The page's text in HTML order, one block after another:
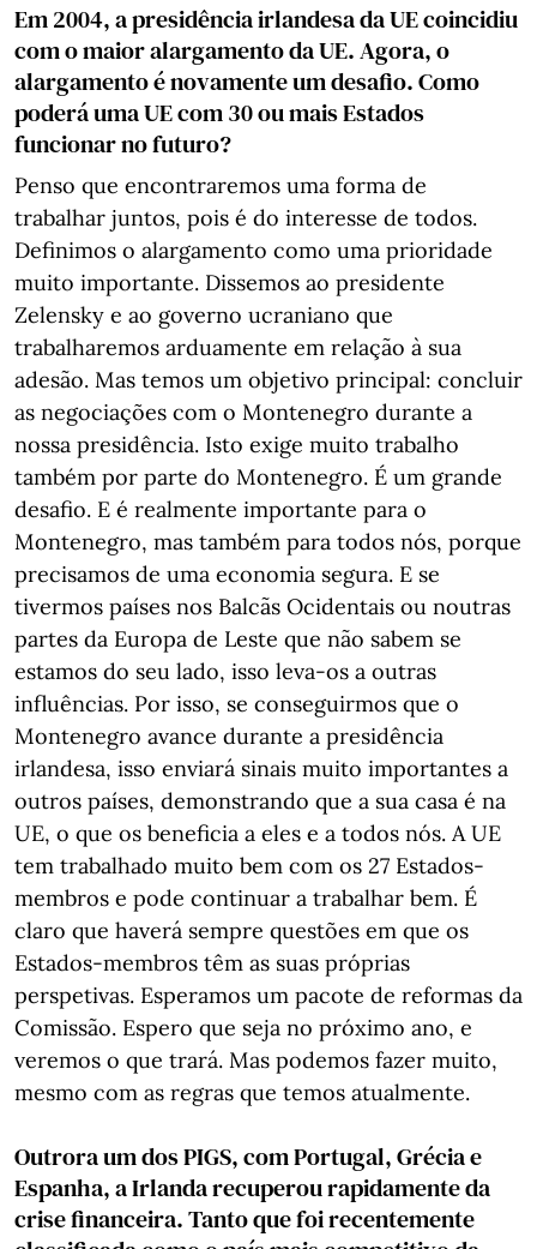
Em 2004, a presidência irlandesa da UE coincidiu
com o maior alargamento da UE. Agora, o
alargamento é novamente um desafio. Como
poderá uma UE com 30 ou mais Estados
funcionar no futuro?
Penso que encontraremos uma forma de
trabalhar juntos, pois é do interesse de todos.
Definimos o alargamento como uma prioridade
muito importante. Dissemos ao presidente
Zelensky e ao governo ucraniano que
trabalharemos arduamente em relação à sua
adesão. Mas temos um objetivo principal: concluir
as negociações com o Montenegro durante a
nossa presidência. Isto exige muito trabalho
também por parte do Montenegro. É um grande
desafio. E é realmente importante para o
Montenegro, mas também para todos nós, porque
precisamos de uma economia segura. E se
tivermos países nos Balcãs Ocidentais ou noutras
partes da Europa de Leste que não sabem se
estamos do seu lado, isso leva-os a outras
influências. Por isso, se conseguirmos que o
Montenegro avance durante a presidência
irlandesa, isso enviará sinais muito importantes a
outros países, demonstrando que a sua casa é na
UE, o que os beneficia a eles e a todos nós. A UE
tem trabalhado muito bem com os 27 Estados-
membros e pode continuar a trabalhar bem. É
claro que haverá sempre questões em que os
Estados-membros têm as suas próprias
perspetivas. Esperamos um pacote de reformas da
Comissão. Espero que seja no próximo ano, e
veremos o que trará. Mas podemos fazer muito,
mesmo com as regras que temos atualmente.
Outrora um dos PIGS, com Portugal, Grécia e
Espanha, a Irlanda recuperou rapidamente da
crise financeira. Tanto que foi recentemente